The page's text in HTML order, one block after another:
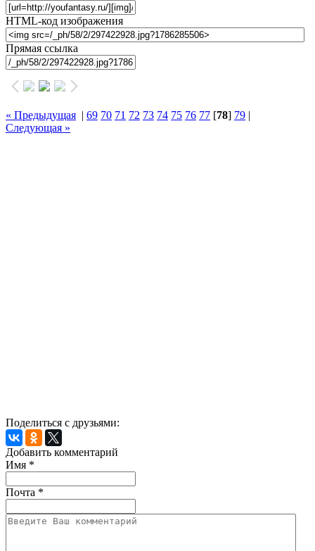
HTML-код изображения
Прямая ссылка
« Предыдущая | 69 70 71 72 73 74 75 76 77 [78] 79 |
Следующая »
Поделиться с друзьями:
Добавить комментарий
Имя *
Почта *